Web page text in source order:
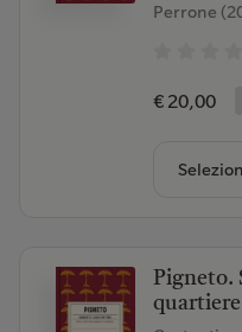
Perrone
€ 20,00
Pigneto.